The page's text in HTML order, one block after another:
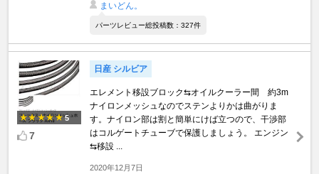
まいどん。
パーツレビュー総投稿数：327件
5
7
日産 シルビア
エレメント移設ブロック⇆オイルクーラー間 約3m
ナイロンメッシュなのでステンよりかは曲がりま
す。ナイロン部は割と簡単にけば立つので、干渉部
はコルゲートチューブで保護しましょう。 エンジン
⇆移設 ...
2020年12月7日